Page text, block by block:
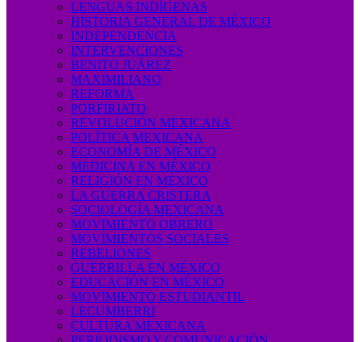
LENGUAS INDÍGENAS
HISTORIA GENERAL DE MÉXICO
INDEPENDENCIA
INTERVENCIONES
BENITO JUÁREZ
MAXIMILIANO
REFORMA
PORFIRIATO
REVOLUCIÓN MEXICANA
POLÍTICA MEXICANA
ECONOMÍA DE MÉXICO
MEDICINA EN MÉXICO
RELIGIÓN EN MÉXICO
LA GUERRA CRISTERA
SOCIOLOGÍA MEXICANA
MOVIMIENTO OBRERO
MOVIMIENTOS SOCIALES
REBELIONES
GUERRILLA EN MÉXICO
EDUCACIÓN EN MÉXICO
MOVIMIENTO ESTUDIANTIL
LECUMBERRI
CULTURA MEXICANA